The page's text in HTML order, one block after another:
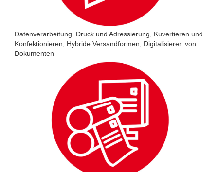
Datenverarbeitung, Druck und Adressierung, Kuvertieren und
Konfektionieren, Hybride Versandformen, Digitalisieren von
Dokumenten